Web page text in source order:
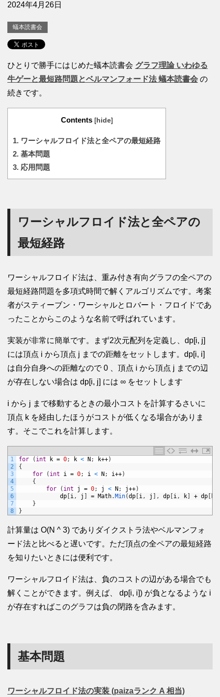
2024年4月26日
蟻本読書会
ひとりで勝手にはじめた蟻本読書会 グラフ理論 いわゆる
牛ゲーと最短路問題とベルマンフォード法 蟻本読書会 の
続きです。
Contents [hide]
1. ワーシャルフロイド法と全ペアの最短経路
2. 基本問題
3. 応用問題
ワーシャルフロイド法と全ペアの
最短経路
ワーシャルフロイド法は、重み付き有向グラフの全ペアの
最短経路問題を多項式時間で解くアルゴリズムです。考案
者がスティーブン・ワーシャルとロバート・フロイドであ
ったことからこのような名前で呼ばれています。
実装が非常に簡単です。まず2次元配列を定義し、dp[i, j]
には頂点 i から頂点 j までの距離をセットします。dp[i, i]
は自分自身への距離なので 0 、頂点 i から頂点 j までの辺
が存在しない場合は dp[i, j] には ∞ をセットします
i から j まで移動するときの最小コストを計算するさいに
頂点 k を経由したほうがコストが低くなる場合がありま
す。そこでこれを計算します。
1
2
3
4
5
6
7
8
for ( int k = 0; k < N ; k++)
{
for
( int i = 0; i < N ; i++)
{
for
( int j = 0; j < N ; j++)
dp i, j = Math. Min(dp i, j , dp i, k + dp
}
}
計算量は O(N ^ 3) でありダイクストラ法やベルマンフォ
ード法と比べると遅いです。ただ頂点の全ペアの最短経路
を知りたいときには便利です。
ワーシャルフロイド法は、負のコストの辺がある場合でも
解くことができます。例えば、 dp[i, i]) が負となるような i
が存在すればこのグラフは負の閉路を含みます。
基本問題
ワーシャルフロイド法の実装 (paizaランク A 相当)